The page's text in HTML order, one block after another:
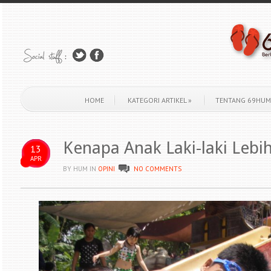
HOME KATEGORI ARTIKEL» TENTANG
13
APR
Kenapa Anak Laki-laki
BY HUM IN OPINI NO COMMENTS